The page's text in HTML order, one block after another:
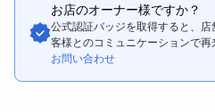
お店のオーナー様ですか？
公式認証バッジを取得すると、
客様とのコミュニケーションで再
お問い合わせ